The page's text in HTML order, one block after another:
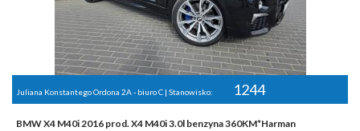
Juliana Konstantego Ordona 2A - biuro C | Stanowisko: 1244
BMW X4 M40i 2016 prod. X4 M40i 3.0l benzyna 360KM*Harman